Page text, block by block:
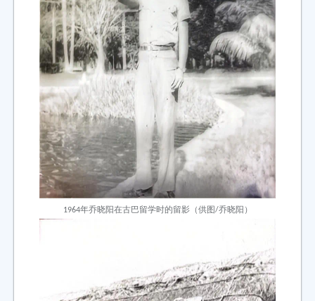
1964年乔晓阳在古巴留学时的留影（供图/乔晓阳）